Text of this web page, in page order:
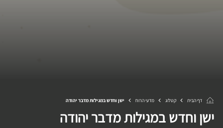
דף הבית קטלוג מדעי הרוח ישן וחדש במגילות מדבר יהודה
ישן וחדש במגילות מדבר יהודה